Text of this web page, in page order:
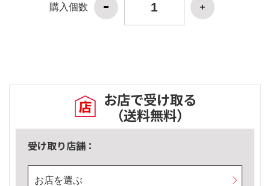
購入個数
お店で受け取る
（送料無料）
受け取り店舗：
お店を選ぶ